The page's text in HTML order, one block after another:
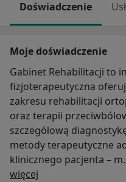
Doświadczenie
Moje doświadczenie
Gabinet Rehabilitacji to
fizjoterapeutyczna
zakresu rehabilitacji
oraz terapii
szczegółową
metody terapeutyczne
klinicznego pacjenta –
ćwiczenia
więcej